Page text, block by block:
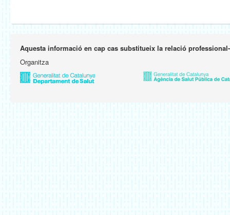
Aquesta informació en cap cas substitueix la relació
Organitza